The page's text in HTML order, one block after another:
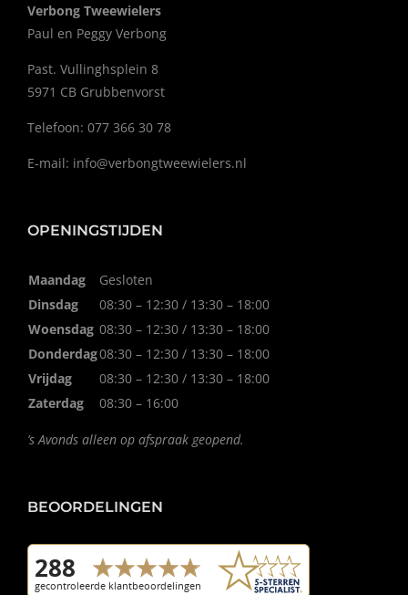
Verbong Tweewielers
Paul en Peggy Verbong
Past. Vullinghsplein 8
5971 CB Grubbenvorst
Telefoon: 077 366 30 78
E-mail: info@verbongtweewielers.nl
OPENINGSTIJDEN
Maandag
Gesloten
Dinsdag
08:30 – 12:30 / 13:30 – 18:00
Woensdag 08:30 – 12:30 / 13:30 – 18:00
Donderdag08:30 – 12:30 / 13:30 – 18:00
Vrijdag
08:30 – 12:30 / 13:30 – 18:00
Zaterdag
08:30 – 16:00
’s Avonds alleen op afspraak geopend.
BEOORDELINGEN